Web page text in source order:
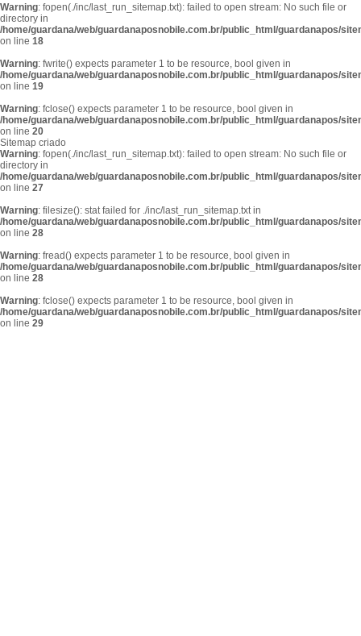
Warning: fopen(./inc/last_run_sitemap.txt): failed to open stream: No such file or
directory in
/home/guardana/web/guardanaposnobile.com.br/public_html/guardanapos/
on line 18
Warning: fwrite() expects parameter 1 to be resource, bool given in
/home/guardana/web/guardanaposnobile.com.br/public_html/guardanapos/
on line 19
Warning: fclose() expects parameter 1 to be resource, bool given in
/home/guardana/web/guardanaposnobile.com.br/public_html/guardanapos/
on line 20
Sitemap criado
Warning: fopen(./inc/last_run_sitemap.txt): failed to open stream: No such file or
directory in
/home/guardana/web/guardanaposnobile.com.br/public_html/guardanapos/
on line 27
Warning: filesize(): stat failed for ./inc/last_run_sitemap.txt in
/home/guardana/web/guardanaposnobile.com.br/public_html/guardanapos/
on line 28
Warning: fread() expects parameter 1 to be resource, bool given in
/home/guardana/web/guardanaposnobile.com.br/public_html/guardanapos/
on line 28
Warning: fclose() expects parameter 1 to be resource, bool given in
/home/guardana/web/guardanaposnobile.com.br/public_html/guardanapos/
on line 29